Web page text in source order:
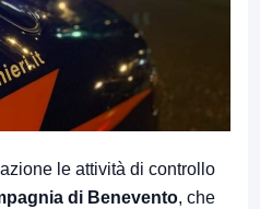
le attività di controllo
di Benevento, che